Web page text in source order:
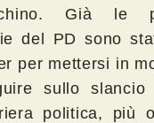
Già le
del PD sono
per mettersi in
sullo slancio
politica, più